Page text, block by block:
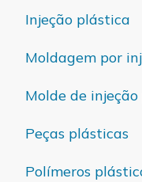
Injeção plástica
Moldagem por
Molde de
Peças plásticas
Polímeros